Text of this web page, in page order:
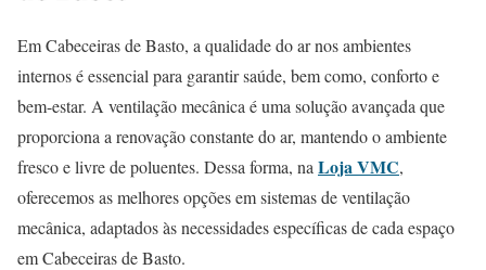
Em Cabeceiras de Basto, a qualidade do ar nos ambientes
internos é essencial para garantir saúde, bem como, conforto e
bem-estar. A ventilação mecânica é uma solução avançada que
proporciona a renovação constante do ar, mantendo o ambiente
fresco e livre de poluentes. Dessa forma, na Loja VMC,
oferecemos as melhores opções em sistemas de ventilação
mecânica, adaptados às necessidades específicas de cada espaço
em Cabeceiras de Basto.